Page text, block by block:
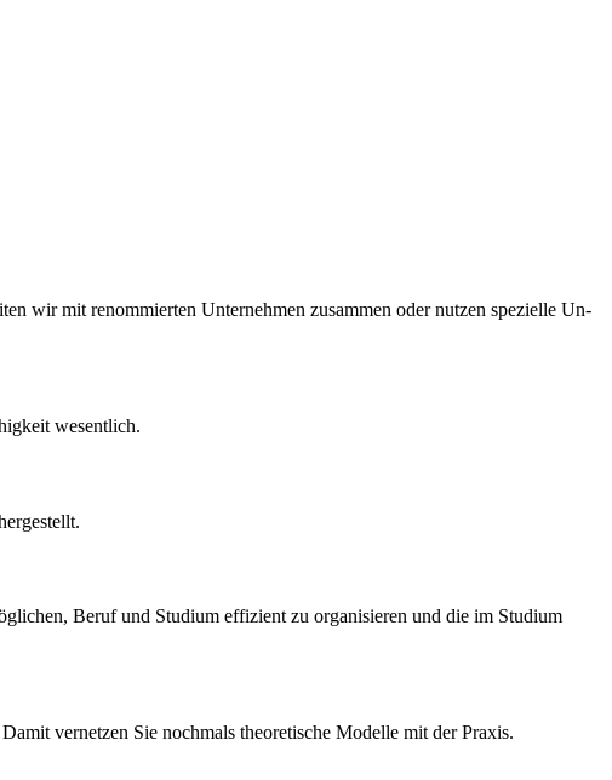
wir mit re­nom­mier­ten Unternehmen zusammen oder nutzen spezielle Un­
wesentlich.
Beruf und Studium effizient zu organisieren und die im Studium
vernetzen Sie nochmals theoretische Modelle mit der Praxis.